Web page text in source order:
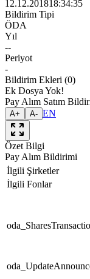
12.12.201818:34:35
Bildirim Tipi
ÖDA
Yıl
--
Periyot
-
Bildirim Ekleri (0)
Ek Dosya Yok!
Pay Alım Satım
A+ A- EN
Özet Bilgi
Pay Alım Bildirimi
İlgili Şirketler
İlgili Fonlar